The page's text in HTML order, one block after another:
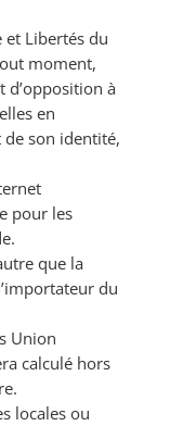
Libertés du
moment,
d’opposition à
en
son identité,
pour les
que la
du
Union
calculé hors
locales ou